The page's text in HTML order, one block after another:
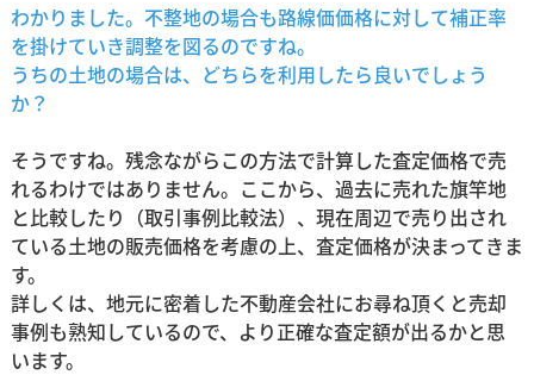
わかりました。不整地の場合も路線価価格に対して補正率
を掛けていき調整を図るのですね。
うちの土地の場合は、どちらを利用したら良いでしょう
か？
そうですね。残念ながらこの方法で計算した査定価格で売
れるわけではありません。ここから、過去に売れた旗竿地
と比較したり（取引事例比較法）、現在周辺で売り出され
ている土地の販売価格を考慮の上、査定価格が決まってきま
す。
詳しくは、地元に密着した不動産会社にお尋ね頂くと売却
事例も熟知しているので、より正確な査定額が出るかと思
います。